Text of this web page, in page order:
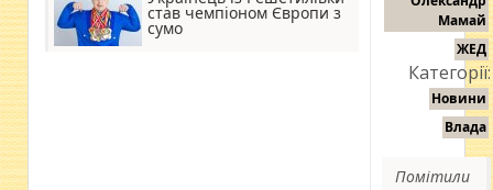
став чемпіоном Європи з
сумо
Мамай
ЖЕД
Категорії:
Новини
Влада
Помітили